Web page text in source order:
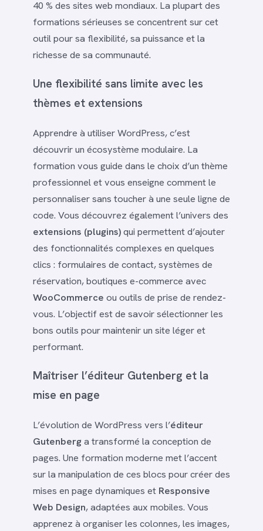
40 % des sites web mondiaux. La plupart des
formations sérieuses se concentrent sur cet
outil pour sa flexibilité, sa puissance et la
richesse de sa communauté.
Une flexibilité sans limite avec les
thèmes et extensions
Apprendre à utiliser WordPress, c’est
découvrir un écosystème modulaire. La
formation vous guide dans le choix d’un thème
professionnel et vous enseigne comment le
personnaliser sans toucher à une seule ligne de
code. Vous découvrez également l’univers des
extensions (plugins)qui permettent d’ajouter
des fonctionnalités complexes en quelques
clics : formulaires de contact, systèmes de
réservation, boutiques e-commerce avec
WooCommerce ou outils de prise de rendez-
vous. L’objectif est de savoir sélectionner les
bons outils pour maintenir un site léger et
performant.
Maîtriser l’éditeur Gutenberg et la
mise en page
L’évolution de WordPress vers l’éditeur
Gutenberga transformé la conception de
pages. Une formation moderne met l’accent
sur la manipulation de ces blocs pour créer des
mises en page dynamiques et Responsive
Web Design, adaptées aux mobiles. Vous
apprenez à organiser les colonnes, les images,